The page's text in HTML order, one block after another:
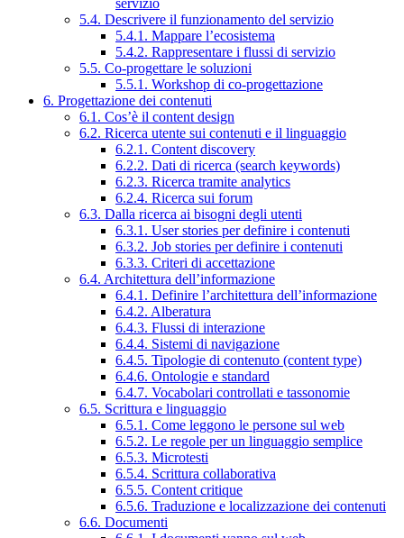
servizio
5.4. Descrivere il funzionamento del servizio
5.4.1. Mappare l’ecosistema
5.4.2. Rappresentare i flussi di servizio
5.5. Co-progettare le soluzioni
5.5.1. Workshop di co-progettazione
6. Progettazione dei contenuti
6.1. Cos’è il content design
6.2. Ricerca utente sui contenuti e il linguaggio
6.2.1. Content discovery
6.2.2. Dati di ricerca (search keywords)
6.2.3. Ricerca tramite analytics
6.2.4. Ricerca sui forum
6.3. Dalla ricerca ai bisogni degli utenti
6.3.1. User stories per definire i contenuti
6.3.2. Job stories per definire i contenuti
6.3.3. Criteri di accettazione
6.4. Architettura dell’informazione
6.4.1. Definire l’architettura dell’informazione
6.4.2. Alberatura
6.4.3. Flussi di interazione
6.4.4. Sistemi di navigazione
6.4.5. Tipologie di contenuto (content type)
6.4.6. Ontologie e standard
6.4.7. Vocabolari controllati e tassonomie
6.5. Scrittura e linguaggio
6.5.1. Come leggono le persone sul web
6.5.2. Le regole per un linguaggio semplice
6.5.3. Microtesti
6.5.4. Scrittura collaborativa
6.5.5. Content critique
6.5.6. Traduzione e localizzazione dei contenuti
6.6. Documenti